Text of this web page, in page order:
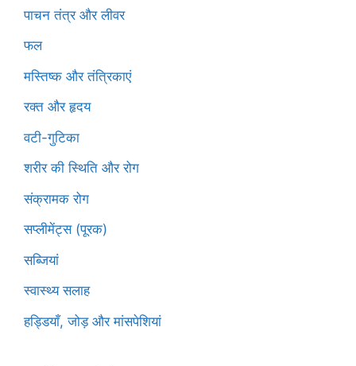
पाचन तंत्र और लीवर
फल
मस्तिष्क और तंत्रिकाएं
रक्त और हृदय
वटी-गुटिका
शरीर की स्थिति और रोग
संक्रामक रोग
सप्लीमेंट्स (पूरक)
सब्जियां
स्वास्थ्य सलाह
हड्डियाँ, जोड़ और मांसपेशियां